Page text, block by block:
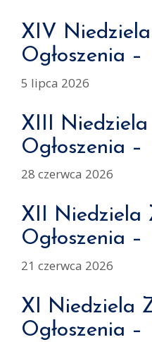
XIV Niedziela
Ogłoszenia
5 lipca 2026
XIII Niedziela
Ogłoszenia
28 czerwca 2026
XII Niedziela
Ogłoszenia
21 czerwca 2026
XI Niedziela
Ogłoszenia